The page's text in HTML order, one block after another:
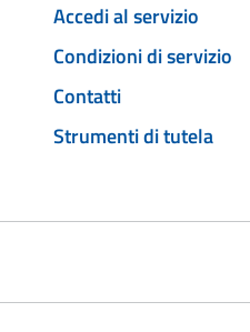
Accedi al servizio
Condizioni di servizio
Contatti
Strumenti di tutela